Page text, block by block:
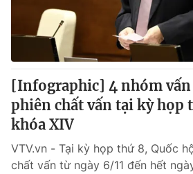
[Infographic] 4 nhóm vấn
phiên chất vấn tại kỳ họp
khóa XIV
VTV.vn - Tại kỳ họp thứ 8, Quốc
chất vấn từ ngày 6/11 đến hết